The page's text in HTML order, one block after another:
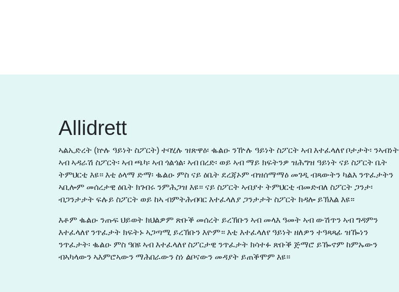
Allidrett
ኣልኢድረት (ኵሉ ዓይነት ስፖርት) ተባሂሉ ዝጽዋዕ፡ ቈልዑ ንዅሉ ዓይነት ስፖርት ኣብ እተፈላለየ ቦታታት፡ ንኣብነት
ኣብ ኣዳራሽ ስፖርት፡ ኣብ ጫካ፡ ኣብ ጎልጎል፡ ኣብ በረድ፡ ወይ ኣብ ማይ ክፍትንዎ ዝሕግዝ ዓይነት ናይ ስፖርት ቤት
ትምህርቲ እዩ። እቲ ዕላማ ድማ፡ ቈልዑ ምስ ናይ ዕቤት ደረጃኦም ብዝሰማማዕ መገዲ ብጻውትን ካልእ ንጥፈታትን
ኣቢሎም መሰረታዊ ዕቤት ክገብሩ ንምሕጋዝ እዩ። ናይ ስፖርት ኣብያተ ትምህርቲ ብመድብለ ስፖርት ጋንታ፡
ብጋንታታት ፍሉይ ስፖርት ወይ ከኣ ብምትሕብባር እተፈላለያ ጋንታታት ስፖርት ክዳሎ ይኽእል እዩ።
እቶም ቈልዑ ንጡፍ ህይወት ክህልዎም ጽቡቕ መሰረት ይረኽቡን ኣብ መላእ ዓመት ኣብ ውሽጥን ኣብ ግዳምን
እተፈላለየ ንጥፈታት ክፍትኑ ኣጋጣሚ ይረኽቡን እዮም። እቲ እተፈላለየ ዓይነት ዘለዎን ተዓጻጻፊ ዝዀነን
ንጥፈታት፡ ቈልዑ ምስ ዓበዩ ኣብ እተፈላለየ ስፖርታዊ ንጥፈታት ክሳተፉ ጽቡቕ ጅማሮ ይዀኖም ከምኡውን
ብኣካላውን ኣእምሮኣውን ማሕበራውን ስነ ልቦናውን መዳያት ይጠቕሞም እዩ።